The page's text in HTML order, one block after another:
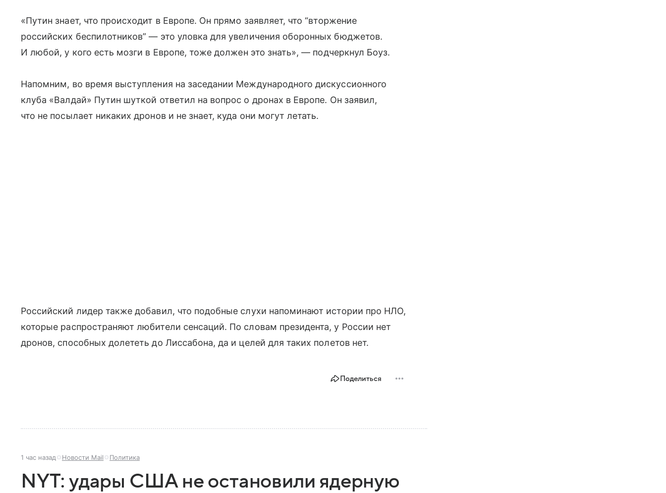
«Путин знает, что происходит в Европе. Он прямо заявляет, что “вторжение
российских беспилотников” — это уловка для увеличения оборонных бюджетов.
И любой, у кого есть мозги в Европе, тоже должен это знать», — подчеркнул Боуз.
Напомним, во время выступления на заседании Международного дискуссионного
клуба «Валдай» Путин шуткой ответил на вопрос о дронах в Европе. Он заявил,
что не посылает никаких дронов и не знает, куда они могут летать.
Российский лидер также добавил, что подобные слухи напоминают истории про НЛО,
которые распространяют любители сенсаций. По словам президента, у России нет
дронов, способных долететь до Лиссабона, да и целей для таких полетов нет.
Поделиться
1 час назад Новости Mail Политика
NYT: удары США не остановили ядерную